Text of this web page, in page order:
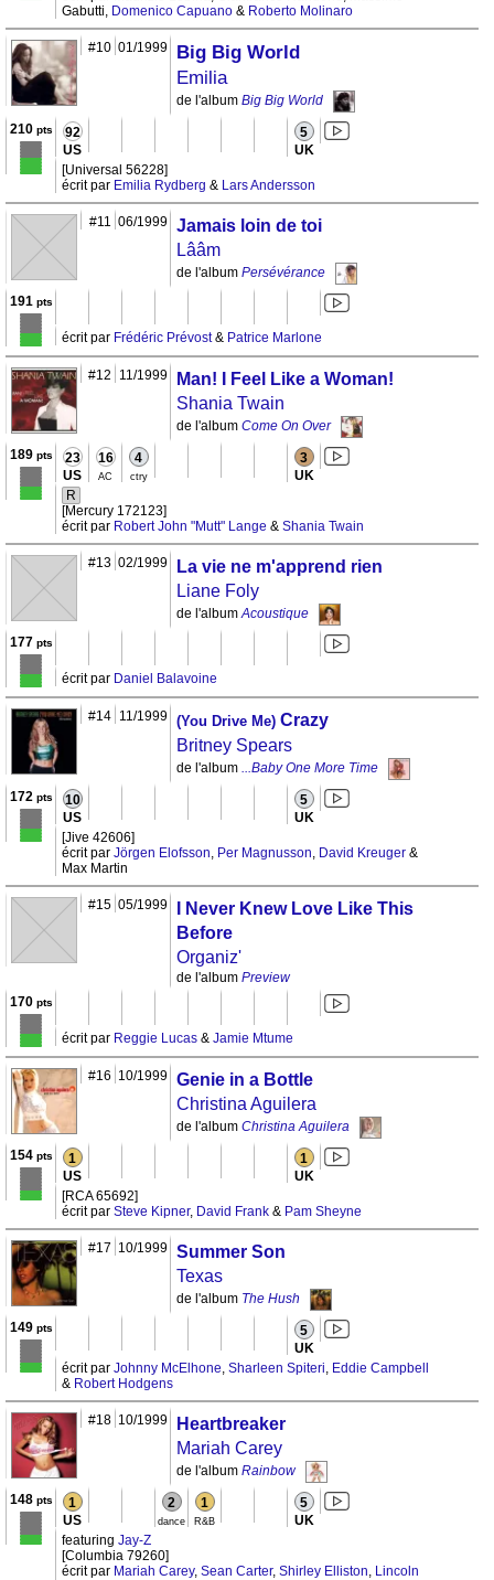
Gabutti, Domenico Capuano & Roberto Molinaro
#10 01/1999
Big Big World
Emilia
de l'album Big Big World
210pts 92
US
5
UK
[Universal 56228]
écrit par Emilia Rydberg & Lars Andersson
#11 06/1999 Jamais loin de toi
Lââm
de l'album Persévérance
191 pts
écrit par Frédéric Prévost& Patrice Marlone
#12 11/1999
Man! I Feel Like a Woman!
Shania Twain
de l'album Come On Over
189pts 23
US
16
AC
4
ctry
3
UK
R
[Mercury 172123]
écrit par Robert John "Mutt" Lange & Shania Twain
#13 02/1999
La vie ne m'apprend rien
Liane Foly
de l'albumAcoustique
177 pts
écrit par Daniel Balavoine
#14 11/1999 (You Drive Me) Crazy
Britney Spears
de l'album ...Baby One More Time
172 pts 10
US
5
UK
[Jive 42606]
écrit par Jörgen Elofsson, Per Magnusson, David Kreuger &
Max Martin
#15 05/1999
I Never Knew Love Like This
Before
Organiz'
de l'album Preview
170pts
écrit par Reggie Lucas & Jamie Mtume
#16 10/1999 Genie in a Bottle
Christina Aguilera
de l'album Christina Aguilera
154pts 1
US
1
UK
[RCA 65692]
écrit par Steve Kipner, David Frank & Pam Sheyne
#17 10/1999 Summer Son
Texas
de l'album The Hush
149pts 5
UK
écrit par Johnny McElhone, Sharleen Spiteri, Eddie Campbell
& Robert Hodgens
#18 10/1999
Heartbreaker
Mariah Carey
de l'album Rainbow
148pts 1
US
2
dance
1
R&B
5
UK
featuring Jay-Z
[Columbia 79260]
écrit par Mariah Carey, Sean Carter, Shirley Elliston, Lincoln